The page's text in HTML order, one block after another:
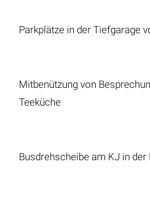
Parkplätze in der Tiefgarage
Mitbenützung von
Teeküche
Busdrehscheibe am KJ in der